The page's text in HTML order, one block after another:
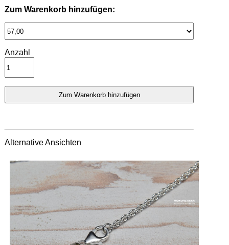
Zum Warenkorb hinzufügen:
Anzahl
Alternative Ansichten